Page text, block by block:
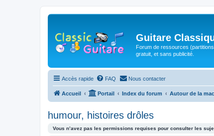
Guitare
Forum de ressources
gratuit, et sans publicité.
Accès rapide FAQ Nous contacter
Accueil Portail Index du forum Autour de la
humour, histoires drôles
Vous n’avez pas les permissions requises pour consulter les